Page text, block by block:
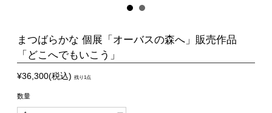
まつばらかな 個展「オーバスの森へ」販売作品
「どこへでもいこう」
¥36,300(税込) 残り1点
数量